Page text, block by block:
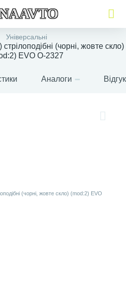
Універсальні
(чорні, жовте скло)
EVO O-2327
Аналоги